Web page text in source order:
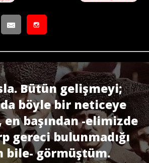
Bütün gelişmeyi;
böyle bir neticeye
en başından -elimizde
gereci bulunmadığı
bile- görmüştüm.